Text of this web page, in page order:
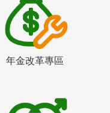
年金改革專區